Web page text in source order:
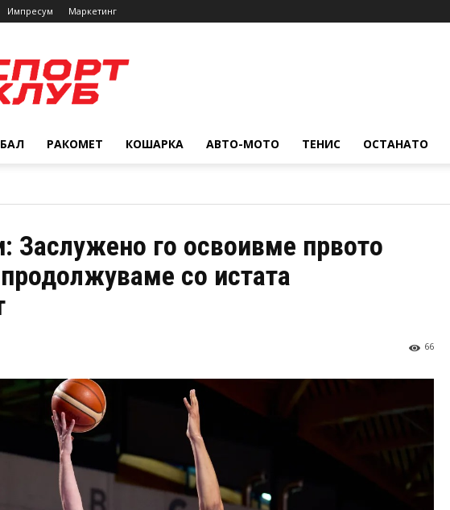
Импресум Маркетинг
РАКОМЕТ КОШАРКА АВТО-МОТО ТЕНИС ОСТАНАТО
Заслужено го освоивме првото
со истата
66